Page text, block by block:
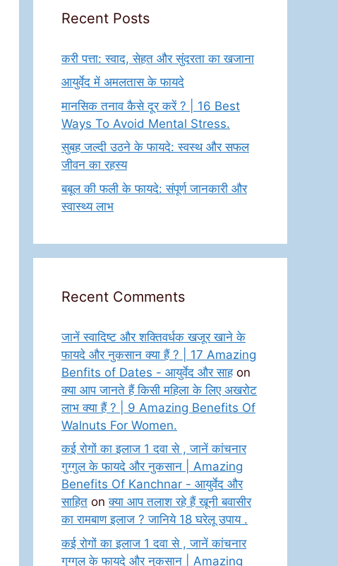
Recent Posts
करी पत्ता: स्वाद, सेहत और सुंदरता का खजाना
आयुर्वेद में अमलतास के फायदे
मानसिक तनाव कैसे दूर करें ? | 16 Best
Ways To Avoid Mental Stress.
सुबह जल्दी उठने के फायदे: स्वस्थ और सफल
जीवन का रहस्य
बबूल की फली के फायदे: संपूर्ण जानकारी और
स्वास्थ्य लाभ
Recent Comments
जानें स्वादिष्ट और शक्तिवर्धक खजूर खाने के
फायदे और नुकसान क्या हैं ? | 17 Amazing
Benfits of Dates - आयुर्वेद और साहon
क्या आप जानते हैं किसी महिला के लिए अखरोट
लाभ क्या हैं ? | 9 Amazing Benefits Of
Walnuts For Women.
कई रोगों का इलाज 1 दवा से , जानें कांचनार
गुग्गुल के फायदे और नुकसान | Amazing
Benefits Of Kanchnar - आयुर्वेद और
साहित onक्या आप तलाश रहे हैं खूनी बवासीर
का रामबाण इलाज ? जानिये 18 घरेलू उपाय .
कई रोगों का इलाज 1 दवा से , जानें कांचनार
गुग्गुल के फायदे और नुकसान | Amazing